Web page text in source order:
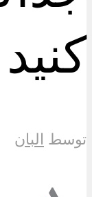
کنید
توسط البان